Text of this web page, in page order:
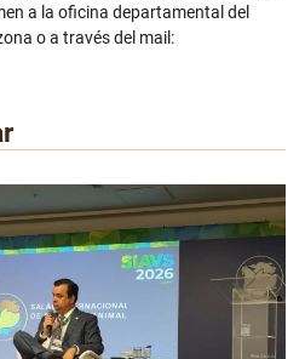
a la oficina departamental del
o a través del mail: